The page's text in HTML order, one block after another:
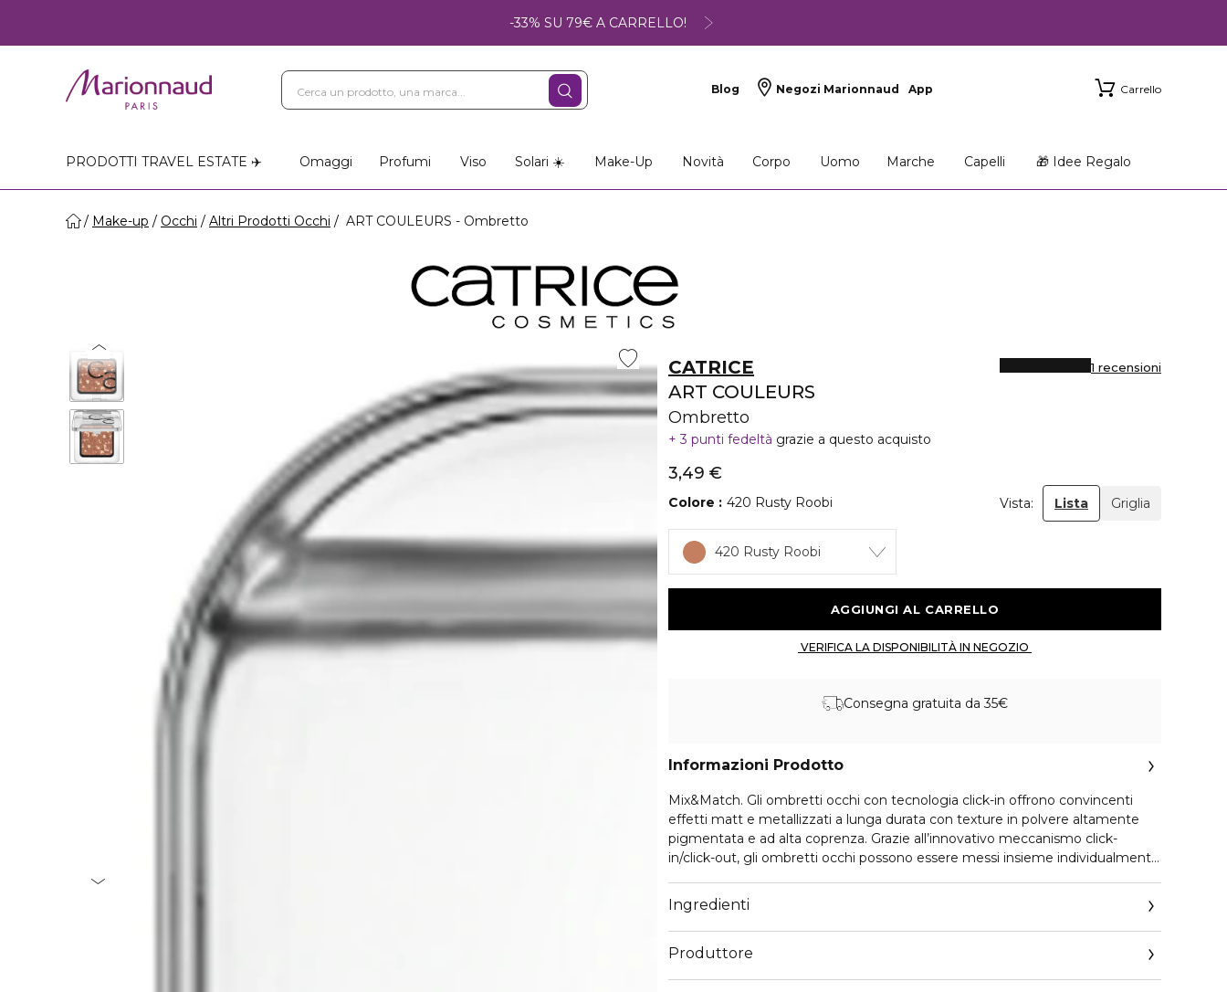
-33% SU 79€ A CARRELLO!
Blog Negozi Marionnaud App Carrello
PRODOTTI TRAVEL ESTATE ✈️ Omaggi Profumi Viso Solari ☀️ Make-Up Novità Corpo Uomo Marche Capelli 🎁 Idee Regalo
Make-up Occhi Altri Prodotti Occhi ART COULEURS - Ombretto
CATRICE
ART COULEURS
Ombretto
1 recensioni
3 punti fedeltà grazie a questo acquisto
3,49 €
Colore 420 Rusty Roobi Vista: Lista Griglia
420 Rusty Roobi
Consegna gratuita da 35€
Informazioni Prodotto
Mix&Match. Gli ombretti occhi con tecnologia click-in offrono convincenti
effetti matt e metallizzati a lunga durata con texture in polvere altamente
pigmentata e ad alta coprenza. Grazie all’innovativo meccanismo click-
in/click-out, gli ombretti occhi possono essere messi insieme individualmente
Ingredienti
Produttore